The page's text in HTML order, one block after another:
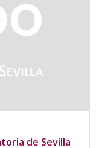
de Sevilla